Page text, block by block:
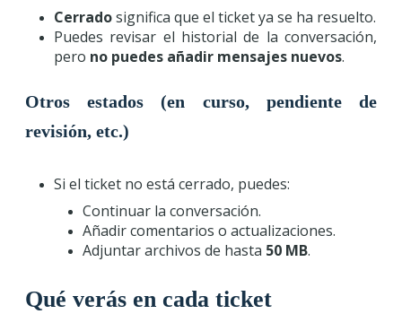
Cerradosignifica que el ticket ya se ha resuelto.
Puedes revisar el historial de la conversación,
pero no puedes añadir mensajes nuevos.
Otros estados (en curso, pendiente de
revisión, etc.)
Si el ticket no está cerrado, puedes:
Continuar la conversación.
Añadir comentarios o actualizaciones.
Adjuntar archivos de hasta 50 MB.
Qué verás en cada ticket